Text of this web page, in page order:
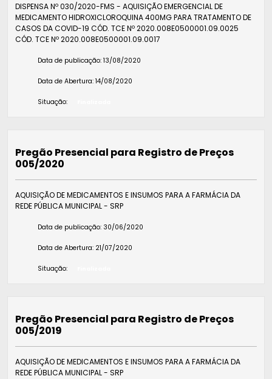
DISPENSA Nº 030/2020-FMS - AQUISIÇÃO EMERGENCIAL DE
MEDICAMENTO HIDROXICLOROQUINA 400MG PARA TRATAMENTO DE
CASOS DA COVID-19 CÓD. TCE Nº 2020.008E0500001.09.0025
CÓD. TCE Nº 2020.008E0500001.09.0017
Data de publicação: 13/08/2020
Data de Abertura: 14/08/2020
Situação:
Pregão Presencial para Registro de Preços
005/2020
AQUISIÇÃO DE MEDICAMENTOS E INSUMOS PARA A FARMÁCIA DA
REDE PÚBLICA MUNICIPAL - SRP
Data de publicação: 30/06/2020
Data de Abertura: 21/07/2020
Situação:
Pregão Presencial para Registro de Preços
005/2019
AQUISIÇÃO DE MEDICAMENTOS E INSUMOS PARA A FARMÁCIA DA
REDE PÚBLICA MUNICIPAL - SRP